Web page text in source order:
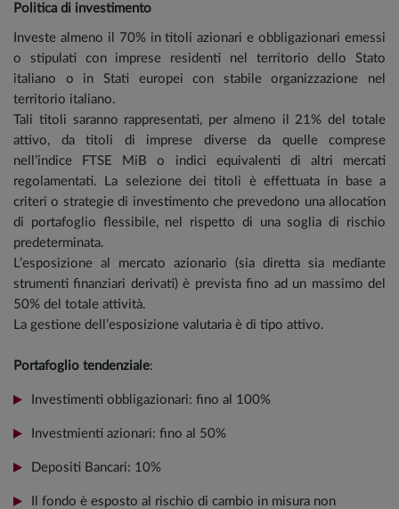
Politica di investimento
Investe almeno il 70% in titoli azionari e obbligazionari emessi
o stipulati con imprese residenti nel territorio dello Stato
italiano o in Stati europei con stabile organizzazione nel
territorio italiano.
Tali titoli saranno rappresentati, per almeno il 21% del totale
attivo, da titoli di imprese diverse da quelle comprese
nell’indice FTSE MiB o indici equivalenti di altri mercati
regolamentati. La selezione dei titoli è effettuata in base a
criteri o strategie di investimento che prevedono una allocation
di portafoglio flessibile, nel rispetto di una soglia di rischio
predeterminata.
L’esposizione al mercato azionario (sia diretta sia mediante
strumenti finanziari derivati) è prevista fino ad un massimo del
50% del totale attività.
La gestione dell’esposizione valutaria è di tipo attivo.
Portafoglio tendenziale:
Investimenti obbligazionari: fino al 100%
Investmienti azionari: fino al 50%
Depositi Bancari: 10%
Il fondo è esposto al rischio di cambio in misura non